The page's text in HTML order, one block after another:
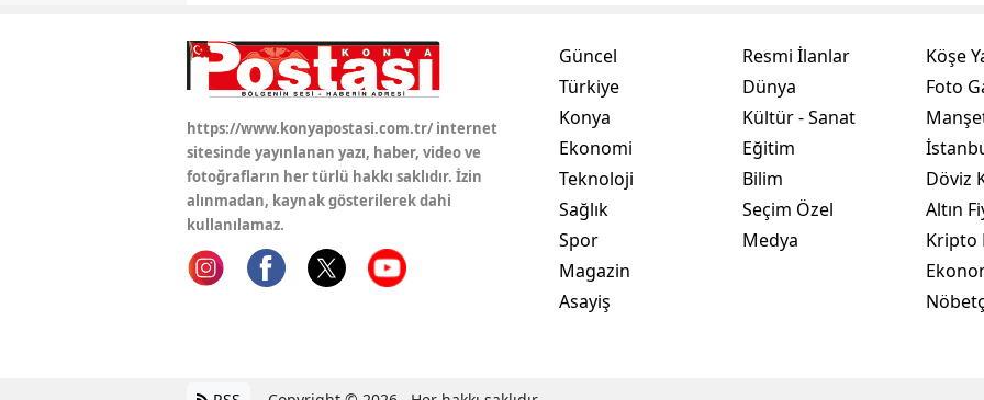
Osmaniye
https://www.konyapostasi.com.tr/ internet
sitesinde yayınlanan yazı, haber, video ve
fotoğrafların her türlü hakkı saklıdır. İzin
alınmadan, kaynak gösterilerek dahi
kullanılamaz.
Güncel
Türkiye
Konya
Ekonomi
Teknoloji
Sağlık
Spor
Magazin
Asayiş
Resmi İlanlar
Dünya
Kültür - Sanat
Eğitim
Bilim
Seçim Özel
Medya
Köşe
Foto
Döviz
Altın
Kripto